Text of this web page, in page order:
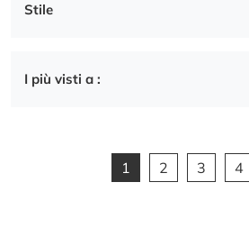
Stile
I più visti a :
1 2 3 4